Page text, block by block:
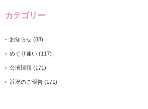
カテゴリー
お知らせ (88)
めぐり逢い (117)
公演情報 (171)
近況のご報告 (171)